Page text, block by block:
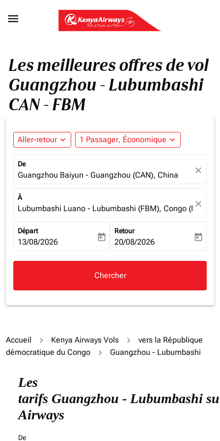

Les meilleures offres de vol
Guangzhou - Lubumbashi
CAN - FBM
Aller-retour expand_more 1 Passager, Économique expand_more
De
Guangzhou Baiyun - Guangzhou (CAN), China close
À
Lubumbashi Luano - Lubumbashi (FBM), Congo (Dem.
close
Départ
fc-booking-departure-date-aria-label
13/08/2026 today
Retour
fc-booking-return-date-aria-
20/08/2026 today
Chercher
Accueil Kenya Airways Vols
vers la République
démocratique du Congo
Guangzhou - Lubumbashi
Les
tarifs Guangzhou - Lubumbashi
Airways
De
Essayez de mettre à jour votre itinéraire (origine et/